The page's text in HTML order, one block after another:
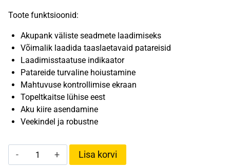
Toote funktsioonid:
Akupank väliste seadmete laadimiseks
Võimalik laadida taaslaetavaid patareisid
Laadimisstaatuse indikaator
Patareide turvaline hoiustamine
Mahtuvuse kontrollimise ekraan
Topeltkaitse lühise eest
Aku kiire asendamine
Veekindel ja robustne
Ledlenser
Flex
Lisa korvi